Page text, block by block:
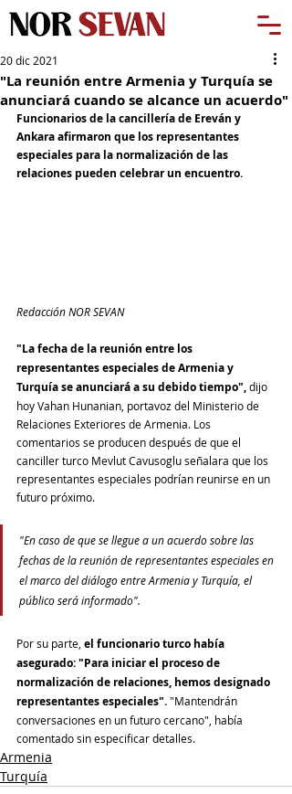
"La reunión entre Armenia y Turquía se
anunciará cuando se alcance un acuerdo"
20 dic 2021
Funcionarios de la cancillería de Ereván y
Ankara afirmaron que los representantes
especiales para la normalización de las
relaciones pueden celebrar un encuentro.
Redacción NOR SEVAN
"La fecha de la reunión entre los
representantes especiales de Armenia y
Turquía se anunciará a su debido tiempo", dijo
hoy Vahan Hunanian, portavoz del Ministerio de
Relaciones Exteriores de Armenia. Los
comentarios se producen después de que el
canciller turco Mevlut Cavusoglu señalara que los
representantes especiales podrían reunirse en un
futuro próximo.
"En caso de que se llegue a un acuerdo sobre las
fechas de la reunión de representantes especiales en
el marco del diálogo entre Armenia y Turquía, el
público será informado".
Por su parte, el funcionario turco había
asegurado: "Para iniciar el proceso de
normalización de relaciones, hemos designado
representantes especiales". "Mantendrán
conversaciones en un futuro cercano", había
comentado sin especificar detalles.
Armenia
Turquía